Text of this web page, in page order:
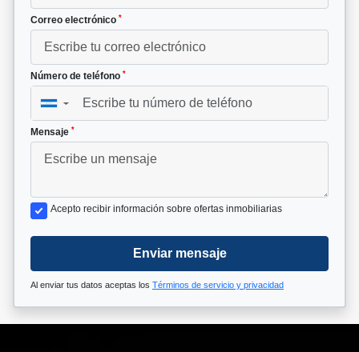
Correo electrónico *
Número de teléfono *
▼
Mensaje *
Acepto recibir información sobre ofertas inmobiliarias
Enviar mensaje
Al enviar tus datos aceptas los Términos de servicio y privacidad